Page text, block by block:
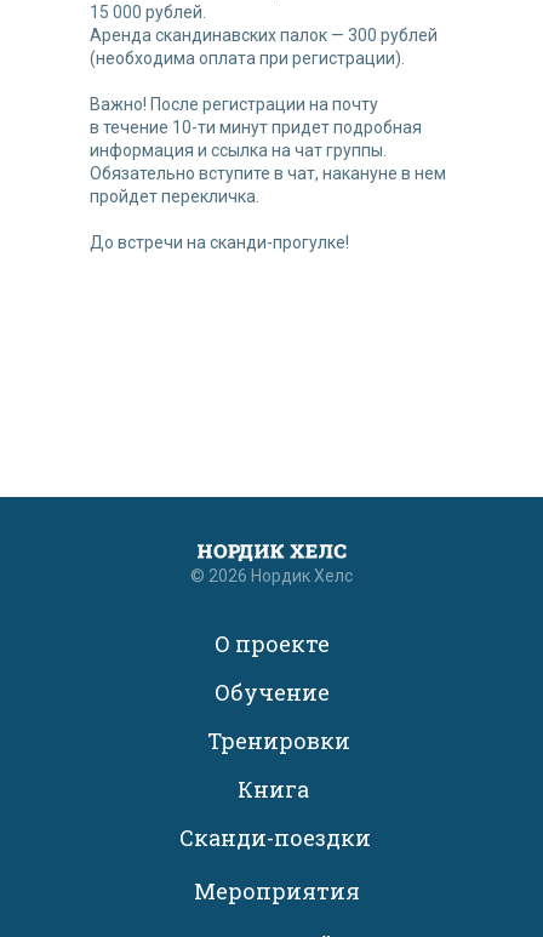
15 000 рублей.
Аренда скандинавских палок — 300 рублей
(необходима оплата при регистрации).
Важно! После регистрации на почту
в течение 10-ти минут придет подробная
информация и ссылка на чат группы.
Обязательно вступите в чат, накануне в нем
пройдет перекличка.
До встречи на сканди-прогулке!
© 2026 Нордик Хелс
О проекте
Мероприятия
Обучение
Тренировки
Сканди-поездки
Книга